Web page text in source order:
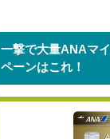
一撃で大量ANAマ
ペーンはこれ！